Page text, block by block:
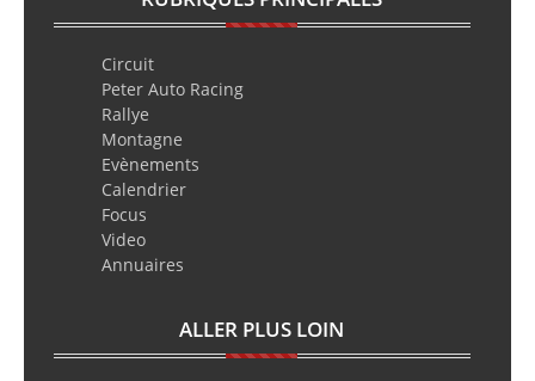
Circuit
Peter Auto Racing
Rallye
Montagne
Evènements
Calendrier
Focus
Video
Annuaires
ALLER PLUS LOIN